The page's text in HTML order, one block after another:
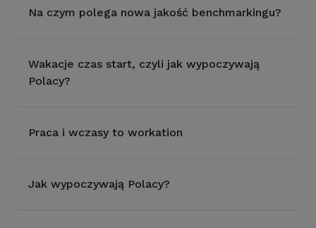
Na czym polega nowa jakość benchmarkingu?
Wakacje czas start, czyli jak wypoczywają
Polacy?
Praca i wczasy to workation
Jak wypoczywają Polacy?